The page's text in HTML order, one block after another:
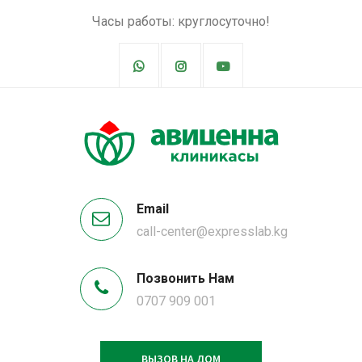
Часы работы: круглосуточно!
Email
call-center@expresslab.kg
Позвонить Нам
0707 909 001
ВЫЗОВ НА ДОМ